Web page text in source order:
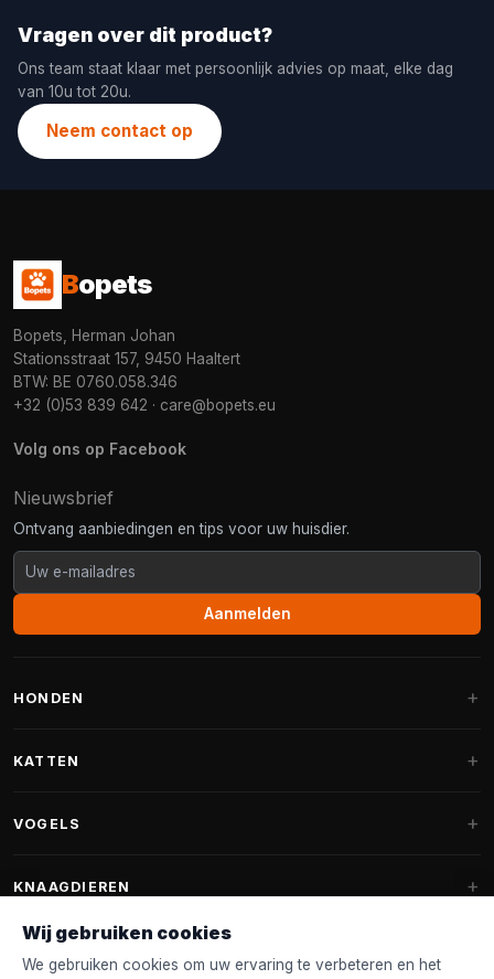
Vragen over dit product?
Ons team staat klaar met persoonlijk advies op maat, elke dag
van 10u tot 20u.
Neem contact op
Bopets
Bopets, Herman Johan
Stationsstraat 157, 9450 Haaltert
BTW: BE 0760.058.346
+32 (0)53 839 642 · care@bopets.eu
Volg ons op Facebook
Nieuwsbrief
Ontvang aanbiedingen en tips voor uw huisdier.
Aanmelden
HONDEN
Fantail hondenmanden
KATTEN
Krabpalen voor Maine Coon
Krabpaal onderdelen
VOGELS
Voederhuisjes
KNAAGDIEREN
Konijnenvoer
FANTAIL
Wij gebruiken cookies
We gebruiken cookies om uw ervaring te verbeteren en het